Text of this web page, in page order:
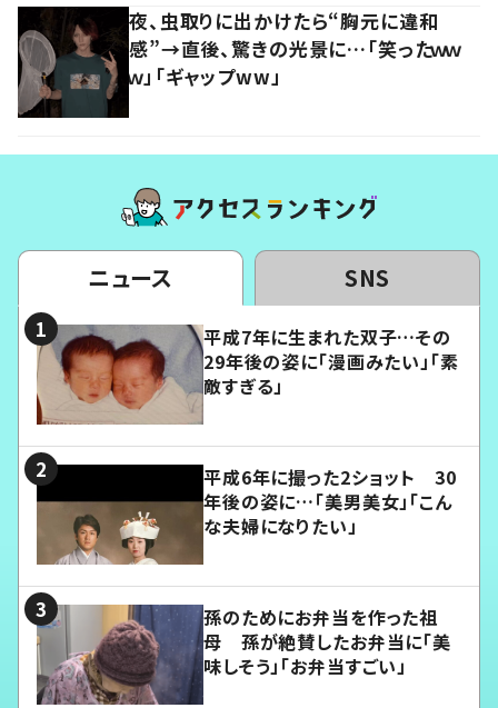
夜、虫取りに出かけたら“胸元に違和
感”→直後、驚きの光景に…「笑ったｗｗ
ｗ」「ギャップww」
ニュース SNS
平成7年に生まれた双子…その
29年後の姿に「漫画みたい」「素
敵すぎる」
平成6年に撮った2ショット 30
年後の姿に…「美男美女」「こん
な夫婦になりたい」
孫のためにお弁当を作った祖
母 孫が絶賛したお弁当に「美
味しそう」「お弁当すごい」